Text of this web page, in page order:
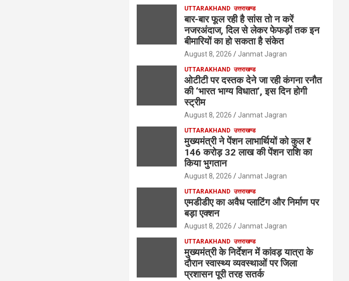
UTTARAKHAND उत्तराखण्ड
बार-बार फूल रही है सांस तो न करें
नजरअंदाज, दिल से लेकर फेफड़ों तक इन
बीमारियों का हो सकता है संकेत
August 8, 2026 Janmat Jagran
UTTARAKHAND उत्तराखण्ड
ओटीटी पर दस्तक देने जा रही कंगना रनौत
की ‘भारत भाग्य विधाता’, इस दिन होगी
स्ट्रीम
August 8, 2026 Janmat Jagran
UTTARAKHAND उत्तराखण्ड
मुख्यमंत्री ने पेंशन लाभार्थियों को कुल ₹
146 करोड़ 32 लाख की पेंशन राशि का
किया भुगतान
August 8, 2026 Janmat Jagran
UTTARAKHAND उत्तराखण्ड
एमडीडीए का अवैध प्लाटिंग और निर्माण पर
बड़ा एक्शन
August 8, 2026 Janmat Jagran
UTTARAKHAND उत्तराखण्ड
मुख्यमंत्री के निर्देशन में कांवड़ यात्रा के
दौरान स्वास्थ्य व्यवस्थाओं पर जिला
प्रशासन पूरी तरह सतर्क